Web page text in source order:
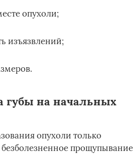
опухоли;
изъязвлений;
губы на начальных
опухоли только
прощупывание